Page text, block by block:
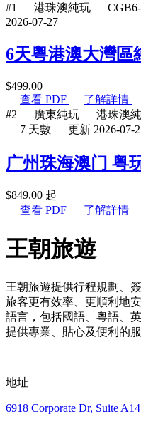
#1 港珠澳純玩
2026-07-27
6天粵港澳大灣區
$499.00
查看 PDF
了解詳情
#2
廣東純玩 港珠澳
7 天數
更新 2026-07-
广州珠海澳门 粤
$849.00 起
查看 PDF
了解詳情
王朝旅遊
王朝旅遊提供行程規劃、
旅客更有效率、更順利地
語言，包括國語、粵語、
提供專業、貼心及便利的服
地址
6918 Corporate Dr, Suite